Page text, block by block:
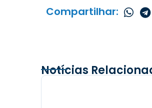
Compartilhar:
Notícias